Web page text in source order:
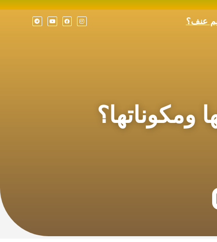
عنف؟
ومكوناتها؟